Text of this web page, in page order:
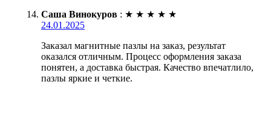
Саша Винокуров : ★ ★ ★ ★ ★
24.01.2025
Заказал магнитные пазлы на заказ, результат
оказался отличным. Процесс оформления заказа
понятен, а доставка быстрая. Качество впечатлило,
пазлы яркие и четкие.